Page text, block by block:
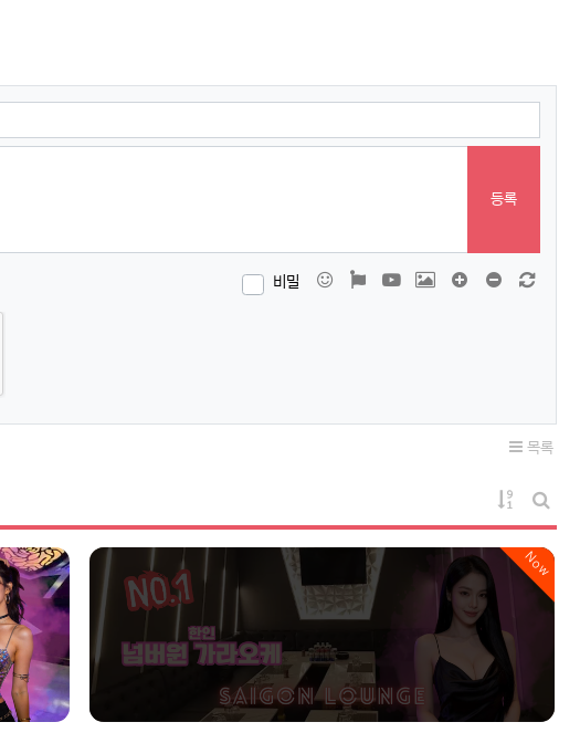
등록
비밀 이모티콘폰트어썸동영상 이미지 댓글창 늘이기댓글창 줄이
목록
게시물 정
게시
Now